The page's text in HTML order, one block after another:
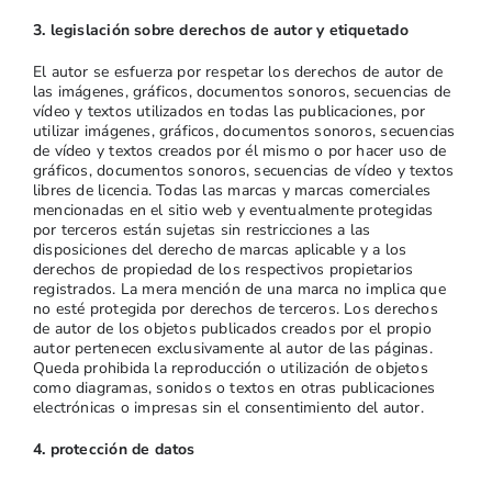
3. legislación sobre derechos de autor y etiquetado
El autor se esfuerza por respetar los derechos de autor de
las imágenes, gráficos, documentos sonoros, secuencias de
vídeo y textos utilizados en todas las publicaciones, por
utilizar imágenes, gráficos, documentos sonoros, secuencias
de vídeo y textos creados por él mismo o por hacer uso de
gráficos, documentos sonoros, secuencias de vídeo y textos
libres de licencia. Todas las marcas y marcas comerciales
mencionadas en el sitio web y eventualmente protegidas
por terceros están sujetas sin restricciones a las
disposiciones del derecho de marcas aplicable y a los
derechos de propiedad de los respectivos propietarios
registrados. La mera mención de una marca no implica que
no esté protegida por derechos de terceros. Los derechos
de autor de los objetos publicados creados por el propio
autor pertenecen exclusivamente al autor de las páginas.
Queda prohibida la reproducción o utilización de objetos
como diagramas, sonidos o textos en otras publicaciones
electrónicas o impresas sin el consentimiento del autor.
4. protección de datos